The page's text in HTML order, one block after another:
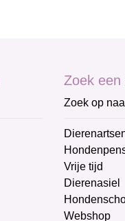
Zoek een
Zoek op
Vrije tijd
Dierenasiel
Webshop